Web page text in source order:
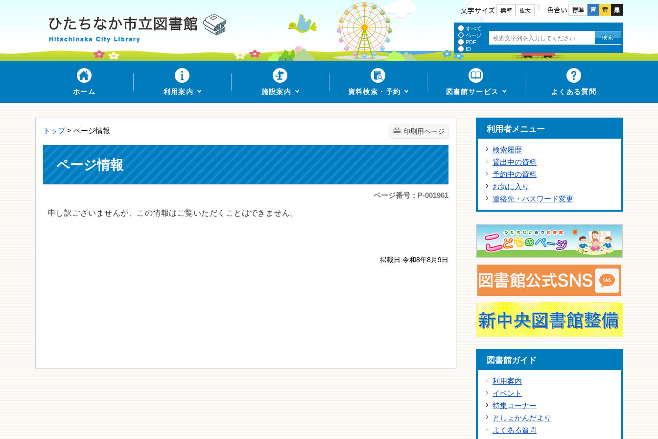
色合い
文字サイズ
すべて
ページ
PDF
ID
ホーム 利用案内 施設案内 資料検索・予約 図書館サービス よくある質問
印刷用ページ
トップ> ページ情報
ページ情報
ページ番号：P-001961
申し訳ございませんが、この情報はご覧いただくことはできません。
掲載日 令和8年8月9日
利用者メニュー
検索履歴
貸出中の資料
予約中の資料
お気に入り
連絡先・パスワード変更
図書館ガイド
利用案内
イベント
特集コーナー
としょかんだより
よくある質問